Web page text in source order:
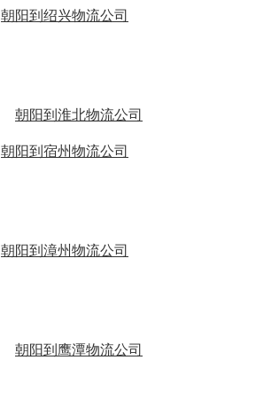
朝阳到绍兴物流公司
朝阳到淮北物流公司
朝阳到宿州物流公司
朝阳到漳州物流公司
朝阳到鹰潭物流公司